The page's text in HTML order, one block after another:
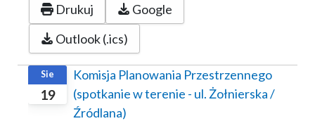
Drukuj
Google
Outlook (.ics)
19
Sie
Komisja Planowania Przestrzennego
(spotkanie w terenie - ul. Żołnierska /
Źródlana)